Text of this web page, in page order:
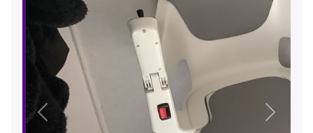
Précédent Suivant